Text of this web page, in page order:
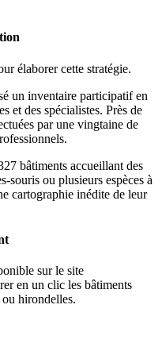
élaborer cette stratégie.
un inventaire participatif en
et des spécialistes. Près de
par une vingtaine de
bâtiments accueillant des
souris ou plusieurs espèces à
cartographie inédite de leur
sur le site
en un clic les bâtiments
hirondelles.